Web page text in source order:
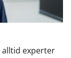
alltid experter